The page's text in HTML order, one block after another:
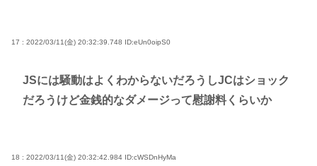
17 : 2022/03/11(金) 20:32:39.748 ID:eUn0oipS0
JSには騒動はよくわからないだろうしJCはショック
だろうけど金銭的なダメージって慰謝料くらいか
18 : 2022/03/11(金) 20:32:42.984 ID:cWSDnHyMa